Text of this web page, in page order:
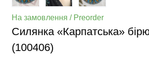
На замовлення / Preorder
Силянка «Карпатська»
(100406)